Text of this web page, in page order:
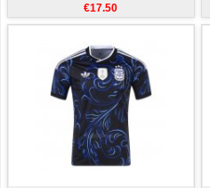
€17.50